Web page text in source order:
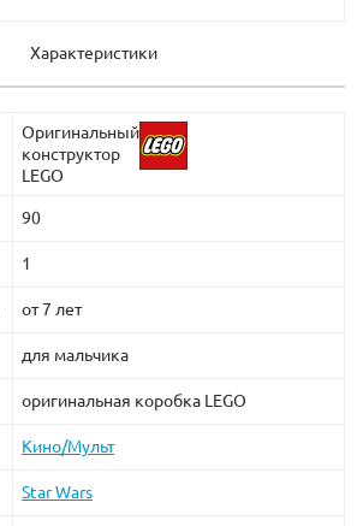
Характеристики
Оригинальный
конструктор
LEGO
90
1
от 7 лет
для мальчика
оригинальная коробка LEGO
Кино/Мульт
Star Wars